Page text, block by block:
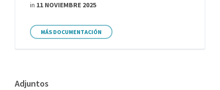
in 11 NOVIEMBRE 2025
MÁS DOCUMENTACIÓN
Adjuntos